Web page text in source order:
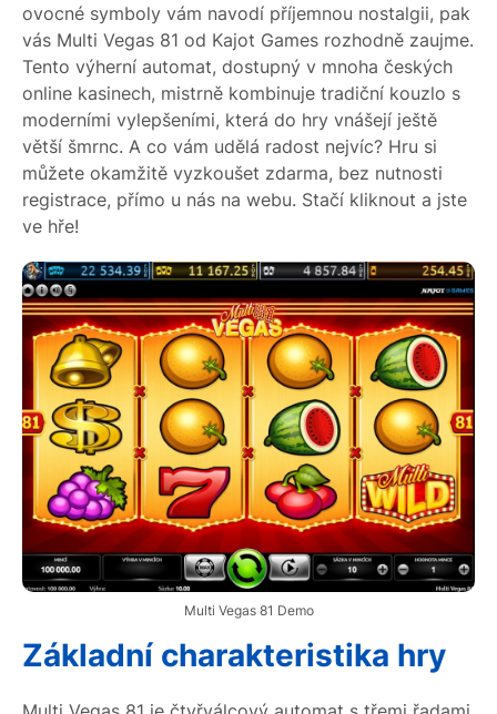
Multi Wild – Skutečný klíč k vysokým výhrám
Jak hrát Multi Vegas 81
Bonusové funkce? Minimalismus v praxi
Volatilita a RTP
Závěr: Proč si Multi Vegas 81 zahrát?
Často kladené otázky
Kajot Games: Doporučené automaty pro hráče
ovocné symboly vám navodí příjemnou nostalgii, pak
vás Multi Vegas 81 od Kajot Games rozhodně zaujme.
Tento výherní automat, dostupný v mnoha českých
online kasinech, mistrně kombinuje tradiční kouzlo s
moderními vylepšeními, která do hry vnášejí ještě
větší šmrnc. A co vám udělá radost nejvíc? Hru si
můžete okamžitě vyzkoušet zdarma, bez nutnosti
registrace, přímo u nás na webu. Stačí kliknout a jste
ve hře!
Multi Vegas 81 Demo
Základní charakteristika hry